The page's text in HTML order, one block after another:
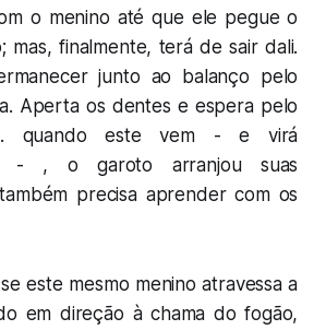
o menino até que ele pegue o
mas, finalmente, terá de sair dali.
junto ao balanço pelo
Aperta os dentes e espera pelo
quando este vem - e virá
- , o garoto arranjou suas
precisa aprender com os
este mesmo menino atravessa a
em direção à chama do fogão,